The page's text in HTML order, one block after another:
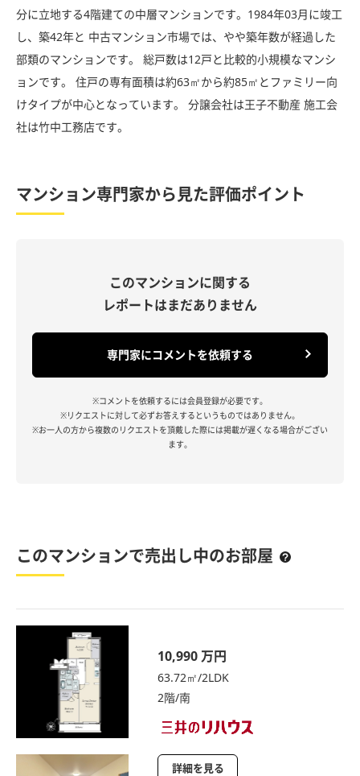
分に立地する4階建ての中層マンションです。1984年03月に竣工
し、築42年と 中古マンション市場では、やや築年数が経過した
部類のマンションです。 総戸数は12戸と比較的小規模なマンシ
ョンです。 住戸の専有面積は約63㎡から約85㎡とファミリー向
けタイプが中心となっています。 分譲会社は王子不動産 施工会
社は竹中工務店です。
マンション専門家から見た評価ポイント
このマンションに関する
レポートはまだありません
専門家にコメントを依頼する
※コメントを依頼するには会員登録が必要です。
※リクエストに対して必ずお答えするというものではありません。
※お一人の方から複数のリクエストを頂戴した際には掲載が遅くなる場合がござい
ます。
このマンションで売出し中のお部屋
10,990 万円
63.72㎡/2LDK
2階/南
詳細を見る